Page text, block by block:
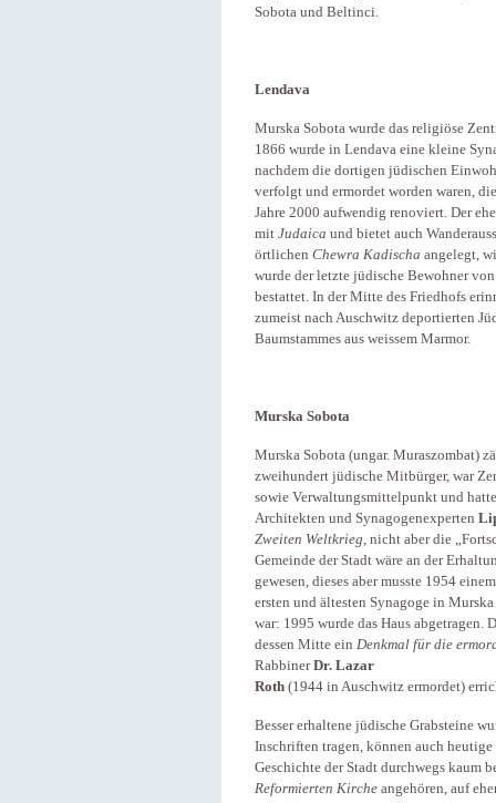
Sobota und Beltinci.
Lendava
Murska Sobota wurde das religiöse
1866 wurde in Lendava eine kleine
nachdem die dortigen jüdischen
verfolgt und ermordet worden waren,
Jahre 2000 aufwendig renoviert. Der
mit Judaica und bietet auch
örtlichen Chewra Kadischa angelegt,
wurde der letzte jüdische Bewohner
bestattet. In der Mitte des Friedhofs
zumeist nach Auschwitz deportierten
Baumstammes aus weissem Marmor.
Murska Sobota
Murska Sobota (ungar. Muraszombat)
zweihundert jüdische Mitbürger, war
sowie Verwaltungsmittelpunkt und
Architekten und Synagogenexperten
Zweiten Weltkrieg, nicht aber die
Gemeinde der Stadt wäre an der
gewesen, dieses aber musste 1954
ersten und ältesten Synagoge in
war: 1995 wurde das Haus abgetragen.
dessen Mitte ein Denkmal für die
RabbinerDr. Lazar
Roth (1944 in Auschwitz ermordet)
Besser erhaltene jüdische Grabsteine
Inschriften tragen, können auch
Geschichte der Stadt durchwegs kaum
Reformierten Kirche angehören, auf